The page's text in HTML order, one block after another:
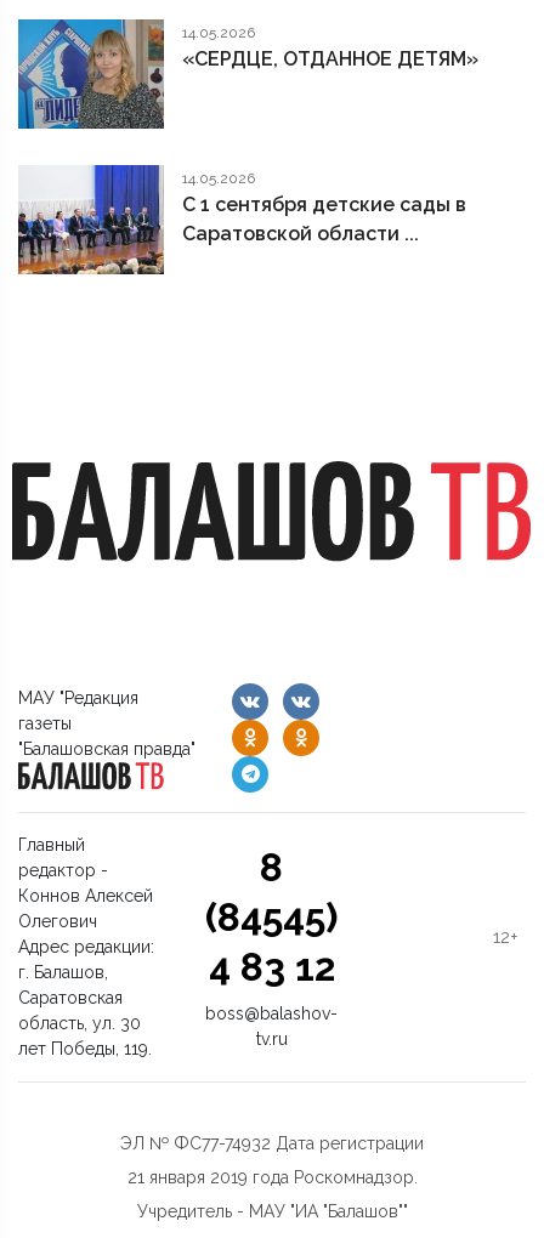
14.05.2026
«СЕРДЦЕ, ОТДАННОЕ ДЕТЯМ»
14.05.2026
С 1 сентября детские сады в
Саратовской области ...
МАУ "Редакция
газеты
"Балашовская правда"
Главный
редактор -
Коннов Алексей
Олегович
Адрес редакции:
г. Балашов,
Саратовская
область, ул. 30
лет Победы, 119.
8
(84545)
4 83 12
boss@balashov-
tv.ru
12+
ЭЛ № ФС77-74932 Дата регистрации
21 января 2019 года Роскомнадзор.
Учредитель - МАУ "ИА "Балашов""